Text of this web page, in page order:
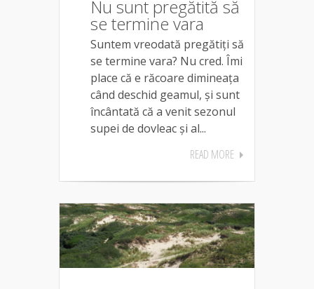
Nu sunt pregătită să
se termine vara
Suntem vreodată pregătiți să
se termine vara? Nu cred. Îmi
place că e răcoare dimineața
când deschid geamul, și sunt
încântată că a venit sezonul
supei de dovleac și al...
READ MORE